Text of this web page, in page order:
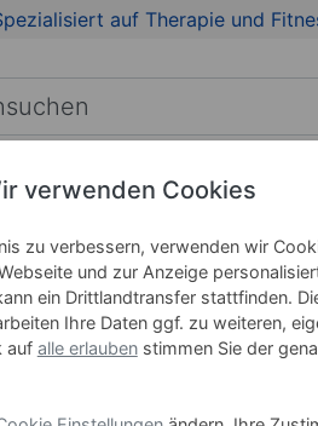
springen
auf Therapie und
WELLNESS
Art-
Länge
verwenden Cookies
zu verbessern, verwenden wir
und zur Anzeige
ein Drittlandtransfer stattfinden.
Ihre Daten ggf. zu weiteren,
auf alle erlaubenstimmen Sie der